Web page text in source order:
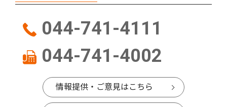
044-741-4111
044-741-4002
情報提供・ご意見はこちら